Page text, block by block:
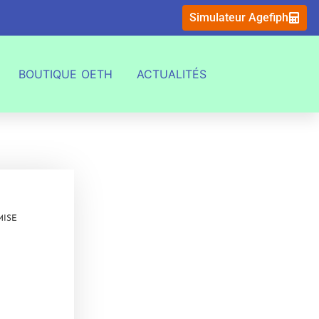
Simulateur Agefiph
BOUTIQUE OETH ACTUALITÉS